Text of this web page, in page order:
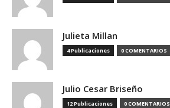
Julieta Millan
4 Publicaciones 0 COMENTARIOS
Julio Cesar Briseño
12 Publicaciones 0 COMENTARIOS